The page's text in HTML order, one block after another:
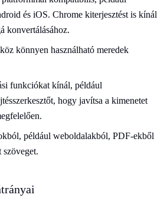
és iOS. Chrome kiterjesztést is kínál
konvertálásához.
könnyen használható meredek
funkciókat kínál, például
hogy javítsa a kimenetet
például weboldalakból, PDF-ekből